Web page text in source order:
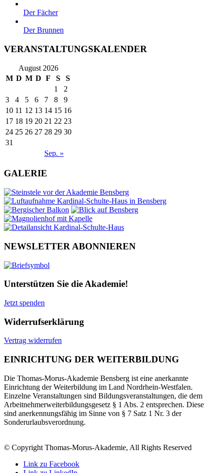
Der Fächer
Der Brunnen
VERANSTALTUNGSKALENDER
August 2026
M D M D F S S
Sep. »
1
2
3
4 5 6 7 8
9
10 11 12 13 14 15 16
17 18 19 20 21 22 23
24 25 26 27 28 29 30
31
GALERIE
NEWSLETTER ABONNIEREN
Unterstützen Sie die Akademie!
Jetzt spenden
Widerrufserklärung
Vertrag widerrufen
EINRICHTUNG DER WEITERBILDUNG
Die Thomas-Morus-Akademie Bensberg ist eine anerkannte
Einrichtung der Weiterbildung im Land Nordrhein-Westfalen.
Einzelne Veranstaltungen sind Bildungsveranstaltungen, die dem
Arbeitnehmerweiterbildungsgesetz § 1 Abs. 2 entsprechen. Diese
sind anerkennungsfähig im Sinne von § 7 Satz 1 Nr. 3 der
Sonderurlaubsverordnung.
© Copyright Thomas-Morus-Akademie, All Rights Reserved
Link zu Facebook